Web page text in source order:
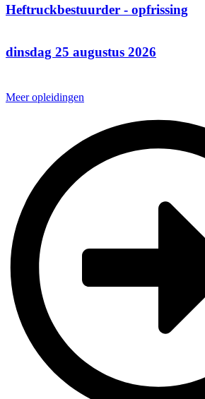
Heftruckbestuurder - opfrissing
dinsdag 25 augustus 2026
Meer opleidingen